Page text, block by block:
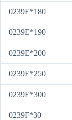
0239E*180
0239E*190
0239E*200
0239E*250
0239E*300
0239F*30